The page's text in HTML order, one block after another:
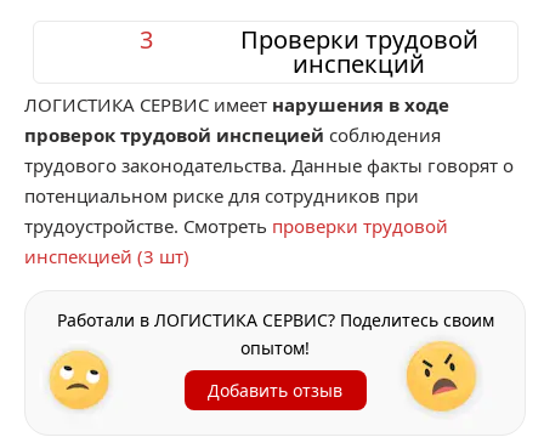
Проверки трудовой
инспекций
3
ЛОГИСТИКА СЕРВИС имеет нарушения в ходе
проверок трудовой инспецией соблюдения
трудового законодательства. Данные факты говорят о
потенциальном риске для сотрудников при
трудоустройстве. Смотреть проверки трудовой
инспекцией (3 шт)
Работали в ЛОГИСТИКА СЕРВИС? Поделитесь своим
опытом!
Добавить отзыв